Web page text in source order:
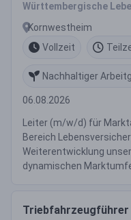
Württembergische
Kornwestheim
Vollzeit
Nachhaltiger
06.08.2026
Leiter (m/w/d) für
Bereich
Weiterentwicklung
dynamischen